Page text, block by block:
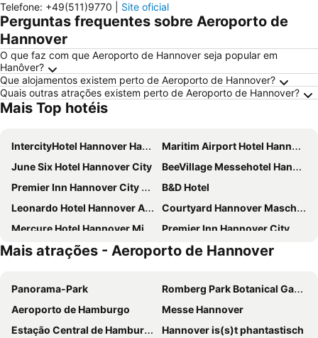
Telefone: +49(511)9770 Site oficial
Perguntas frequentes sobre Aeroporto de
Hannover
O que faz com que Aeroporto de Hannover seja popular em
Hanôver?
Que alojamentos existem perto de Aeroporto de Hannover?
Quais outras atrações existem perto de Aeroporto de Hannover?
Mais Top hotéis
IntercityHotel Hannover Hauptbahnhof Ost
Maritim Airport Hotel Hannover
June Six Hotel Hannover City
BeeVillage Messehotel Hannover Laatzen
Premier Inn Hannover City University
B&D Hotel
Leonardo Hotel Hannover Airport
Courtyard Hannover Maschsee
Mercure Hotel Hannover Mitte
Premier Inn Hannover City Centre
Grand Palace Hotel Hannover
Hotel Zentrum
IntercityHotel Hannover
ibis budget Hannover Hauptbahnhof
ibis Hannover City
YORS Hotel Hannover
Hotel City Panorama
DORMERO Hotel Hannover
Mais atrações - Aeroporto de Hannover
Panorama-Park
Romberg Park Botanical Gardens
Aeroporto de Hamburgo
Messe Hannover
Estação Central de Hamburgo
Hannover is(s)t phantastisch